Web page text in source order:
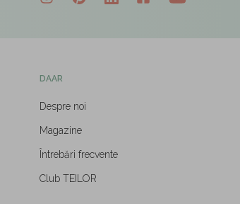
DAAR
Despre noi
Magazine
Întrebări frecvente
Club TEILOR